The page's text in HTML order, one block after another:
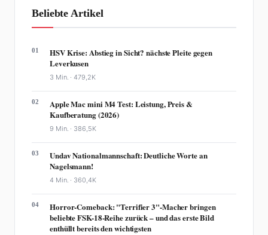
Beliebte Artikel
01
HSV Krise: Abstieg in Sicht? nächste Pleite gegen
Leverkusen
3 Min. ·479,2K
02
Apple Mac mini M4 Test: Leistung, Preis &
Kaufberatung (2026)
9 Min. · 386,5K
03
Undav Nationalmannschaft: Deutliche Worte an
Nagelsmann!
4 Min. · 360,4K
04
Horror-Comeback: "Terrifier 3"-Macher bringen
beliebte FSK-18-Reihe zurück – und das erste Bild
enthüllt bereits den wichtigsten